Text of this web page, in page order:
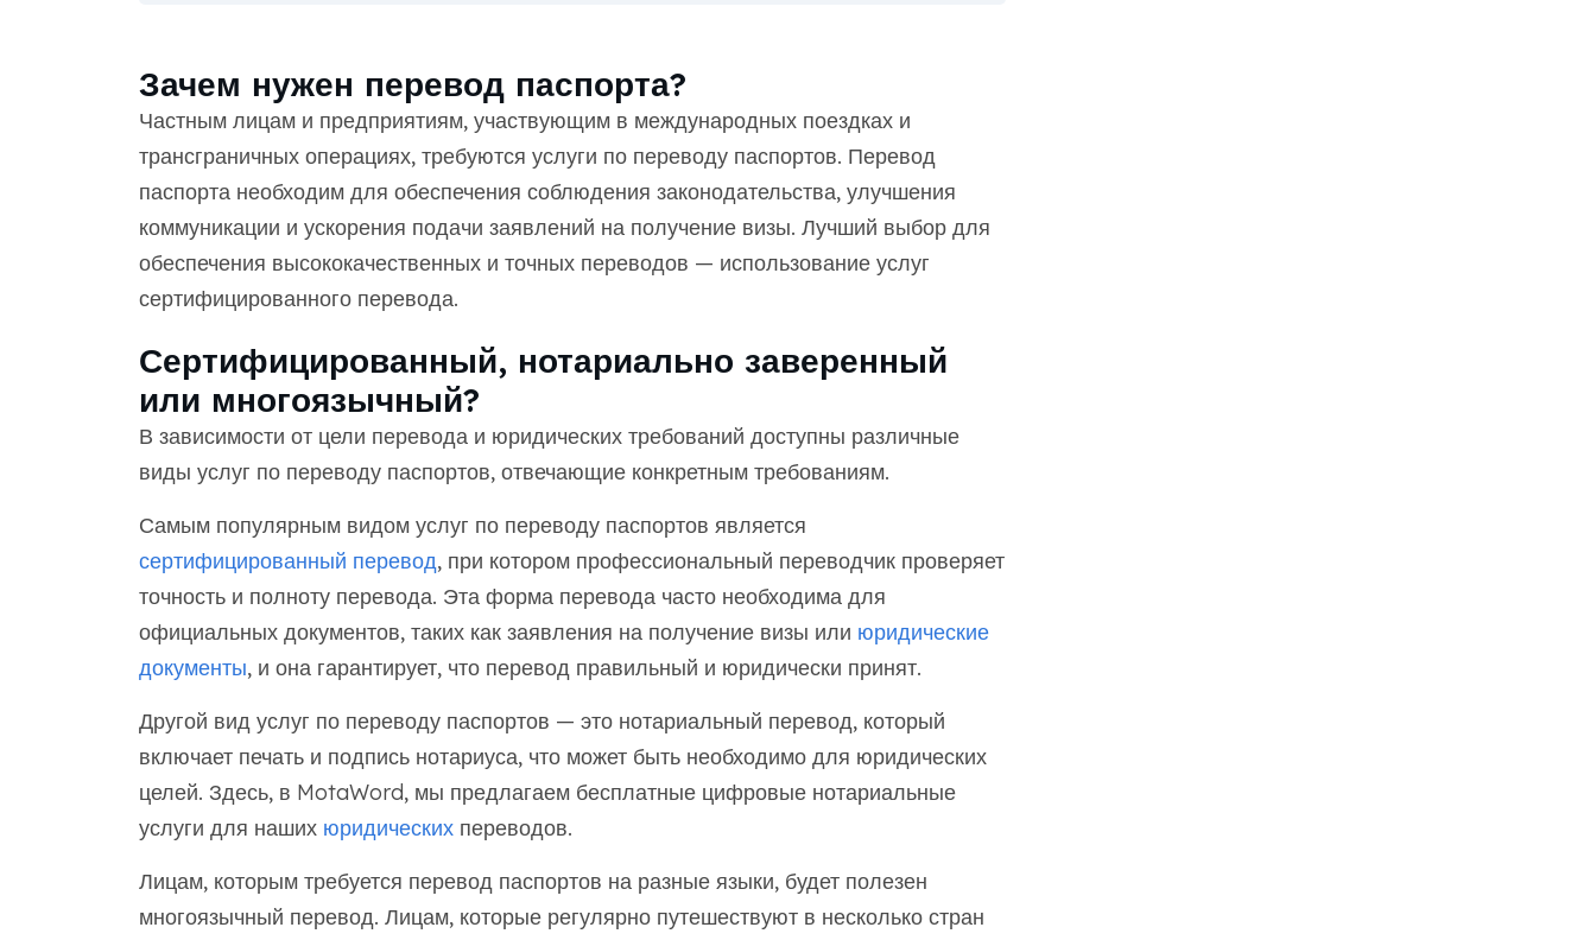
Зачем нужен перевод паспорта?
Частным лицам и предприятиям, участвующим в международных поездках и
трансграничных операциях, требуются услуги по переводу паспортов. Перевод
паспорта необходим для обеспечения соблюдения законодательства, улучшения
коммуникации и ускорения подачи заявлений на получение визы. Лучший выбор для
обеспечения высококачественных и точных переводов — использование услуг
сертифицированного перевода.
Сертифицированный, нотариально заверенный
или многоязычный?
В зависимости от цели перевода и юридических требований доступны различные
виды услуг по переводу паспортов, отвечающие конкретным требованиям.
Самым популярным видом услуг по переводу паспортов является
сертифицированный перевод, при котором профессиональный переводчик проверяет
точность и полноту перевода. Эта форма перевода часто необходима для
официальных документов, таких как заявления на получение визы или юридические
документы, и она гарантирует, что перевод правильный и юридически принят.
Другой вид услуг по переводу паспортов — это нотариальный перевод, который
включает печать и подпись нотариуса, что может быть необходимо для юридических
целей. Здесь, в MotaWord, мы предлагаем бесплатные цифровые нотариальные
услуги для наших юридическихпереводов.
Лицам, которым требуется перевод паспортов на разные языки, будет полезен
многоязычный перевод. Лицам, которые регулярно путешествуют в несколько стран